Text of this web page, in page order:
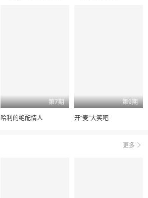
第7期
哈利的绝配情人
第9期
开“麦”大笑吧
更多